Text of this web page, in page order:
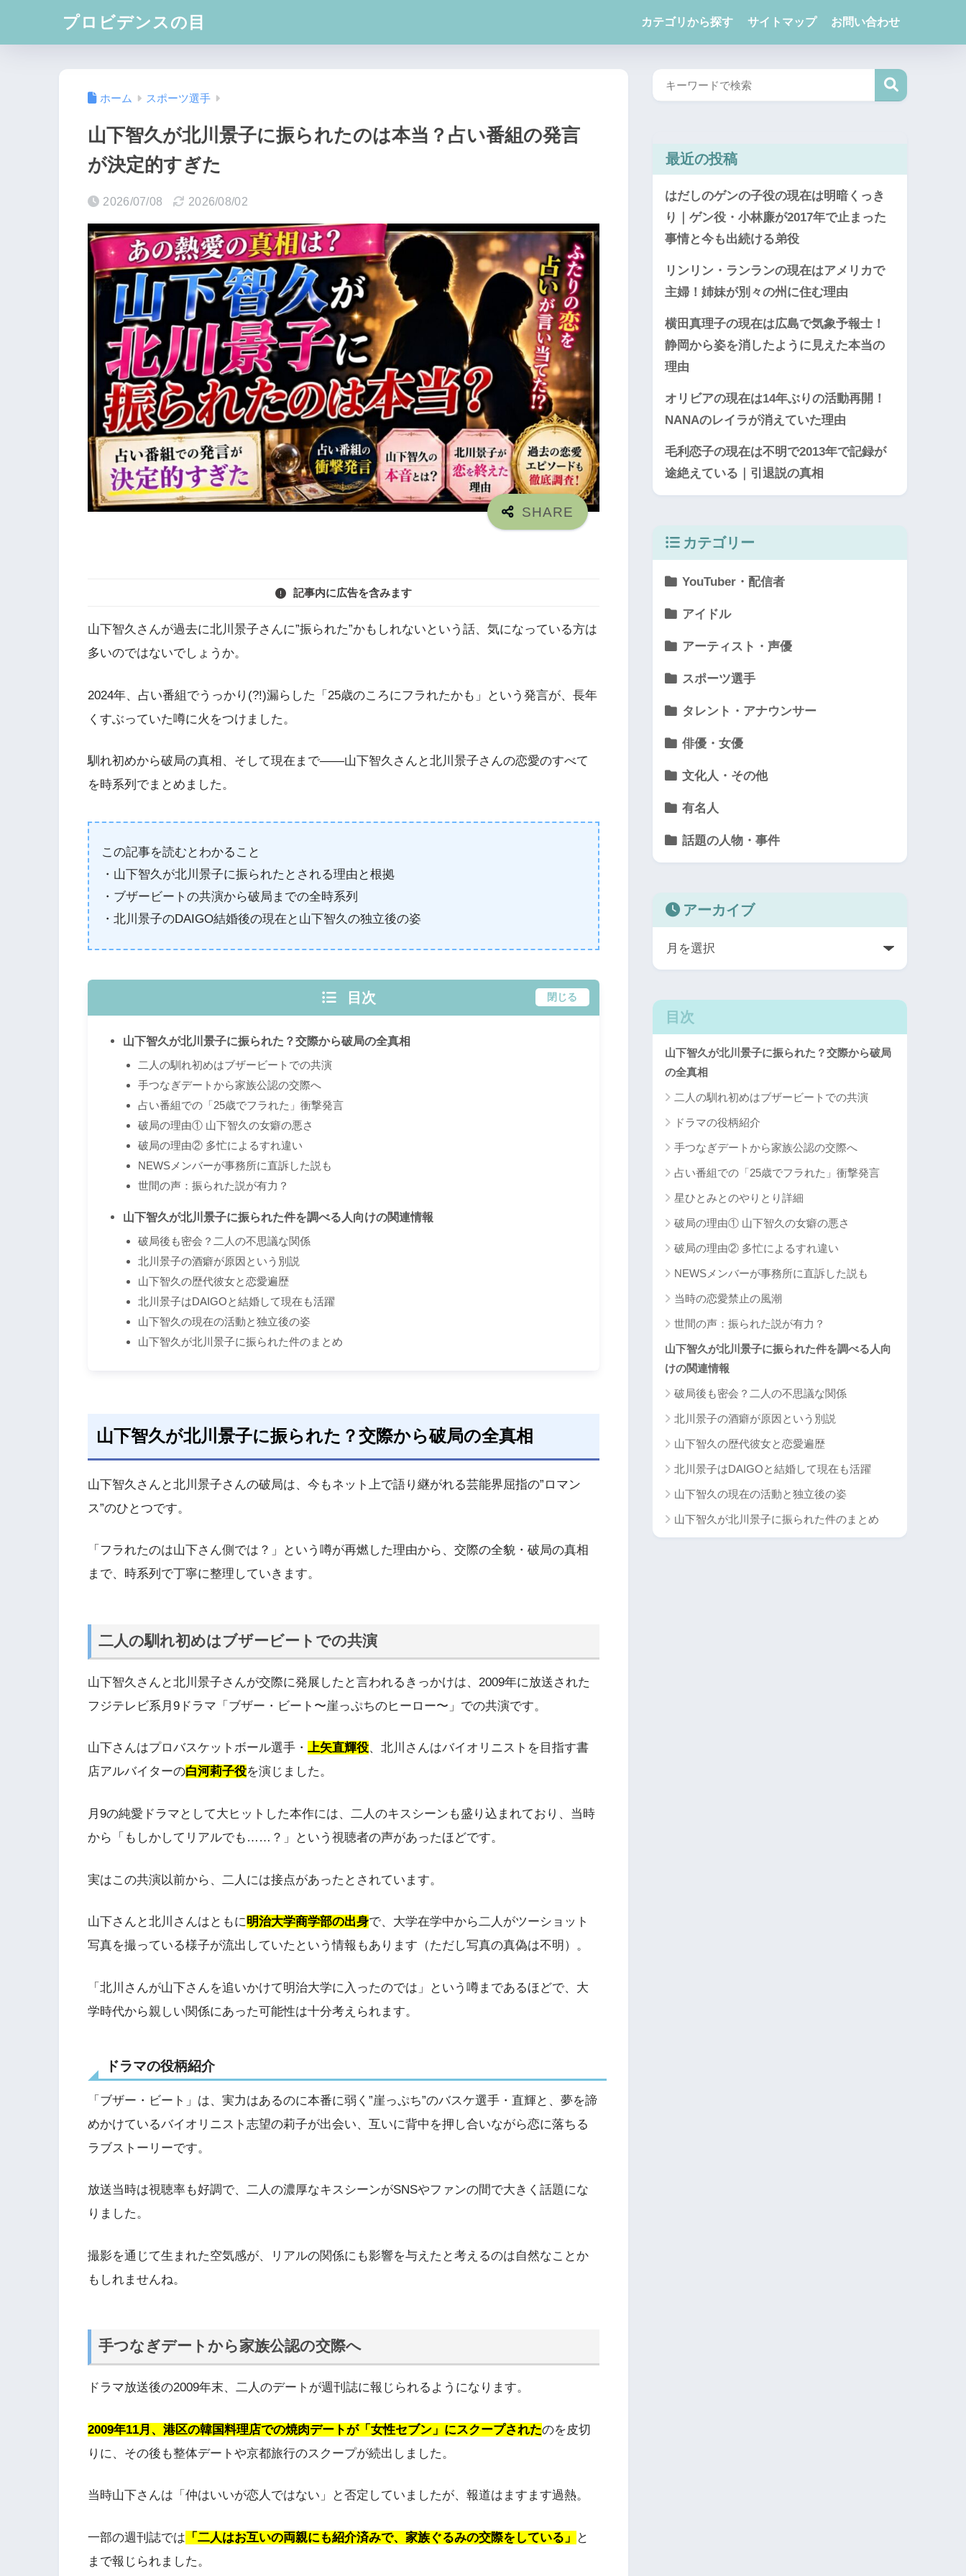
プロビデンスの目 カテゴリから探す サイトマップ お問い合わせ
ホーム スポーツ選手
山下智久が北川景子に振られたのは本当？占い番組の発言
が決定的すぎた
2026/07/08 2026/08/02
記事内に広告を含みます
山下智久さんが過去に北川景子さんに”振られた”かもしれないという話、気になっている方は
多いのではないでしょうか。
2024年、占い番組でうっかり(?!)漏らした「25歳のころにフラれたかも」という発言が、長年
くすぶっていた噂に火をつけました。
馴れ初めから破局の真相、そして現在まで——山下智久さんと北川景子さんの恋愛のすべて
を時系列でまとめました。
この記事を読むとわかること
・山下智久が北川景子に振られたとされる理由と根拠
・ブザービートの共演から破局までの全時系列
・北川景子のDAIGO結婚後の現在と山下智久の独立後の姿
目次 閉じる
山下智久が北川景子に振られた？交際から破局の全真相
二人の馴れ初めはブザービートでの共演
手つなぎデートから家族公認の交際へ
占い番組での「25歳でフラれた」衝撃発言
破局の理由① 山下智久の女癖の悪さ
破局の理由② 多忙によるすれ違い
NEWSメンバーが事務所に直訴した説も
世間の声：振られた説が有力？
山下智久が北川景子に振られた件を調べる人向けの関連情報
破局後も密会？二人の不思議な関係
北川景子の酒癖が原因という別説
山下智久の歴代彼女と恋愛遍歴
北川景子はDAIGOと結婚して現在も活躍
山下智久の現在の活動と独立後の姿
山下智久が北川景子に振られた件のまとめ
山下智久が北川景子に振られた？交際から破局の全真相
山下智久さんと北川景子さんの破局は、今もネット上で語り継がれる芸能界屈指の”ロマン
ス”のひとつです。
「フラれたのは山下さん側では？」という噂が再燃した理由から、交際の全貌・破局の真相
まで、時系列で丁寧に整理していきます。
二人の馴れ初めはブザービートでの共演
山下智久さんと北川景子さんが交際に発展したと言われるきっかけは、2009年に放送された
フジテレビ系月9ドラマ「ブザー・ビート〜崖っぷちのヒーロー〜」での共演です。
山下さんはプロバスケットボール選手・ 上矢直輝役、北川さんはバイオリニストを目指す書
店アルバイターの白河莉子役を演じました。
月9の純愛ドラマとして大ヒットした本作には、二人のキスシーンも盛り込まれており、当時
から「もしかしてリアルでも……？」という視聴者の声があったほどです。
実はこの共演以前から、二人には接点があったとされています。
山下さんと北川さんはともに明治大学商学部の出身で、大学在学中から二人がツーショット
写真を撮っている様子が流出していたという情報もあります（ただし写真の真偽は不明）。
「北川さんが山下さんを追いかけて明治大学に入ったのでは」という噂まであるほどで、大
学時代から親しい関係にあった可能性は十分考えられます。
ドラマの役柄紹介
「ブザー・ビート」は、実力はあるのに本番に弱く”崖っぷち”のバスケ選手・直輝と、夢を諦
めかけているバイオリニスト志望の莉子が出会い、互いに背中を押し合いながら恋に落ちる
ラブストーリーです。
放送当時は視聴率も好調で、二人の濃厚なキスシーンがSNSやファンの間で大きく話題にな
りました。
撮影を通じて生まれた空気感が、リアルの関係にも影響を与えたと考えるのは自然なことか
もしれませんね。
手つなぎデートから家族公認の交際へ
ドラマ放送後の2009年末、二人のデートが週刊誌に報じられるようになります。
2009年11月、港区の韓国料理店での焼肉デートが「女性セブン」にスクープされたのを皮切
りに、その後も整体デートや京都旅行のスクープが続出しました。
当時山下さんは「仲はいいが恋人ではない」と否定していましたが、報道はますます過熱。
一部の週刊誌では 「二人はお互いの両親にも紹介済みで、家族ぐるみの交際をしている」
と
まで報じられました。
最近の投稿
はだしのゲンの子役の現在は明暗くっき
り｜ゲン役・小林廉が2017年で止まった
事情と今も出続ける弟役
リンリン・ランランの現在はアメリカで
主婦！姉妹が別々の州に住む理由
横田真理子の現在は広島で気象予報士！
静岡から姿を消したように見えた本当の
理由
オリビアの現在は14年ぶりの活動再開！
NANAのレイラが消えていた理由
毛利恋子の現在は不明で2013年で記録が
途絶えている｜引退説の真相
カテゴリー
YouTuber・配信者
アイドル
アーティスト・声優
スポーツ選手
タレント・アナウンサー
俳優・女優
文化人・その他
有名人
話題の人物・事件
アーカイブ
目次
山下智久が北川景子に振られた？交際から破局
の全真相
二人の馴れ初めはブザービートでの共演
ドラマの役柄紹介
手つなぎデートから家族公認の交際へ
占い番組での「25歳でフラれた」衝撃発言
星ひとみとのやりとり詳細
破局の理由① 山下智久の女癖の悪さ
破局の理由② 多忙によるすれ違い
NEWSメンバーが事務所に直訴した説も
当時の恋愛禁止の風潮
世間の声：振られた説が有力？
山下智久が北川景子に振られた件を調べる人向
けの関連情報
破局後も密会？二人の不思議な関係
北川景子の酒癖が原因という別説
山下智久の歴代彼女と恋愛遍歴
北川景子はDAIGOと結婚して現在も活躍
山下智久の現在の活動と独立後の姿
山下智久が北川景子に振られた件のまとめ